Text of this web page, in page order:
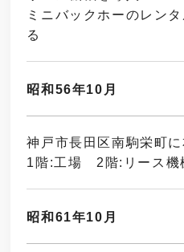
ミニバックホーのレン
る
昭和56年10月
神戸市長田区南駒栄町
1階:工場 2階:リース機
昭和61年10月